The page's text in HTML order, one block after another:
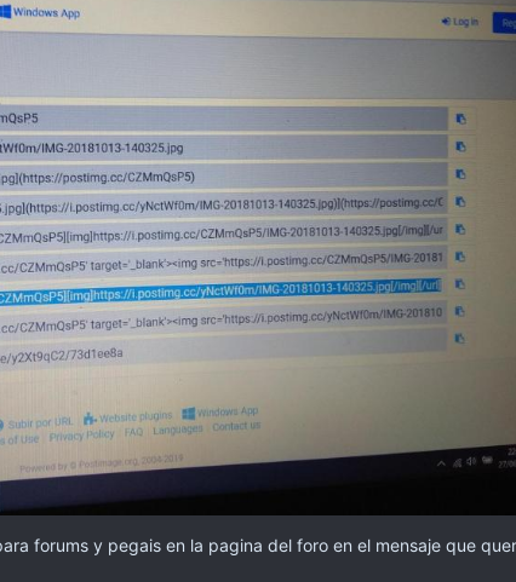
forums y pegais en la pagina del foro en el mensaje que